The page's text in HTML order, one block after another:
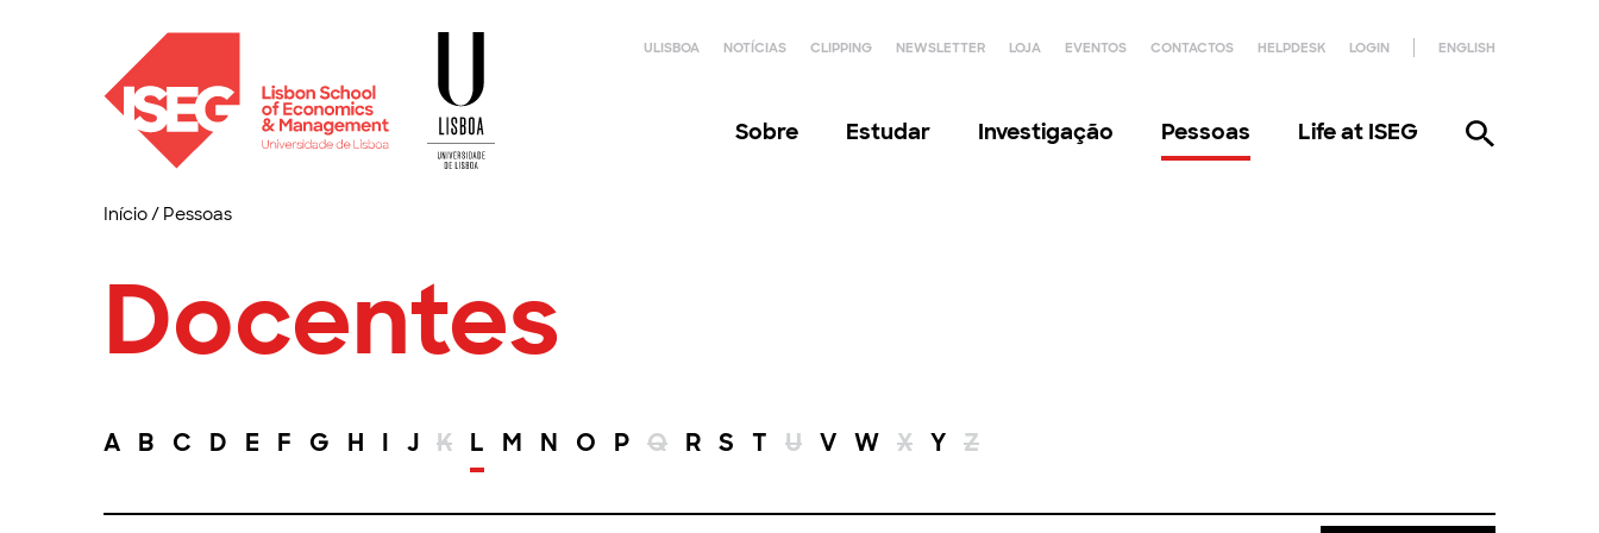
ULISBOA NOTÍCIAS CLIPPING NEWSLETTER LOJA EVENTOS CONTACTOS HELPDESK LOGIN ENGLISH
Sobre Estudar Investigação Pessoas Life at ISEG
Início/ Pessoas
Docentes
A B C D E F G H I J K L M N O P Q R S T U V W X Y Z